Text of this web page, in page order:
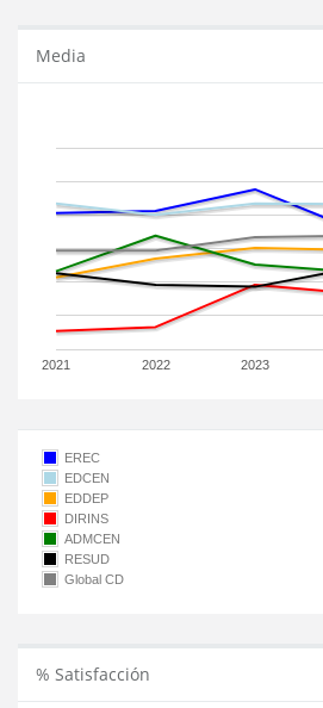
Media
2021 2022 2023
EREC
EDCEN
EDDEP
DIRINS
ADMCEN
RESUD
Global CD
% Satisfacción